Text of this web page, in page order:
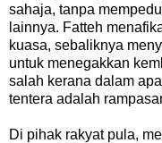
sahaja, tanpa
lainnya. Fatteh
kuasa, sebaliknya
untuk menegakkan
salah kerana dalam
tentera adalah
Di pihak rakyat pula,